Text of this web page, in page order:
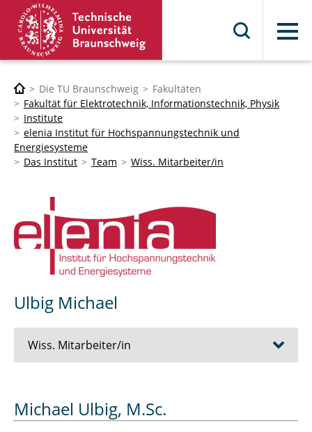
Menü
Die TU Braunschweig
Fakultäten
Fakultät für Elektrotechnik, Informationstechnik, Physik
Institute
elenia Institut für Hochspannungstechnik und
Energiesysteme
Das Institut
Team Wiss. Mitarbeiter/in
Ulbig Michael
Wiss. Mitarbeiter/in
Cziumplik David
Michael Ulbig, M.Sc.